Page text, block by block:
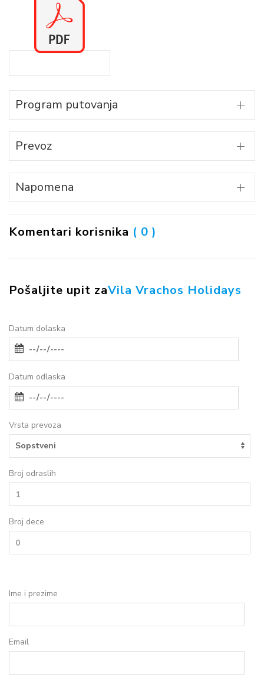
Program putovanja
Prevoz
Napomena
Komentari korisnika ( 0 )
Pošaljite upit zaVila Vrachos Holidays
Datum dolaska
Datum odlaska
Vrsta prevoza
Broj odraslih
Broj dece
Ime i prezime
Email